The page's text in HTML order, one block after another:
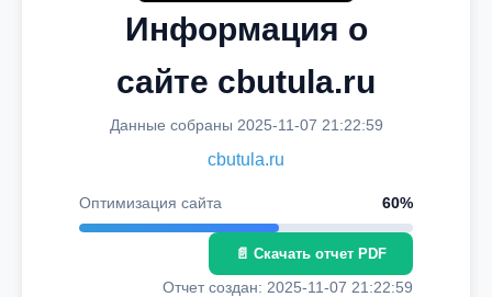
Информация о
сайте cbutula.ru
Данные собраны 2025-11-07 21:22:59
cbutula.ru
Оптимизация сайта 60%
📄 Скачать отчет PDF
Отчет создан: 2025-11-07 21:22:59